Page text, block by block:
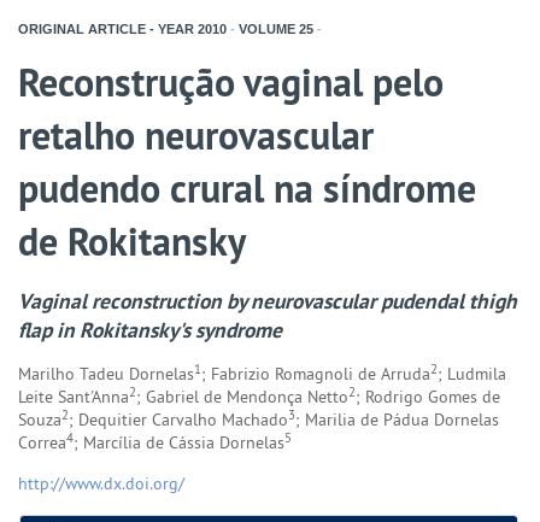
ORIGINAL ARTICLE - YEAR 2010 - VOLUME 25 -
Reconstrução vaginal pelo
retalho neurovascular
pudendo crural na síndrome
de Rokitansky
Vaginal reconstruction by neurovascular pudendal thigh
flap in Rokitansky's syndrome
Marilho Tadeu Dornelas1; Fabrizio Romagnoli de Arruda2; Ludmila
Leite Sant'Anna2; Gabriel de Mendonça Netto2; Rodrigo Gomes de
Souza2; Dequitier Carvalho Machado3; Marilia de Pádua Dornelas
Correa4; Marcília de Cássia Dornelas5
http://www.dx.doi.org/